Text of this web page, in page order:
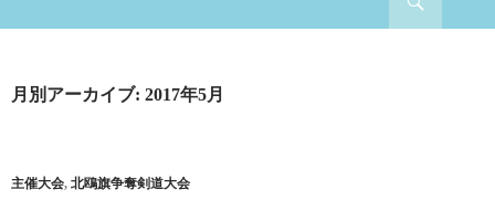
月別アーカイブ: 2017年5月
主催大会, 北鴎旗争奪剣道大会